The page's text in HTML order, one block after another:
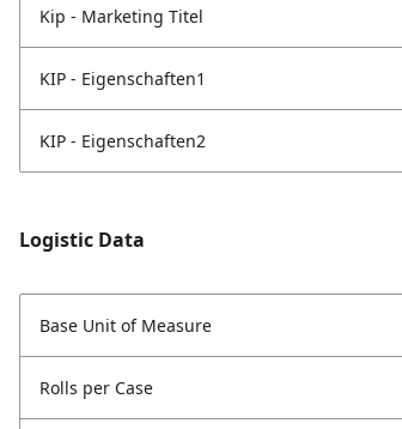
Kip - Marketing Titel
KIP - Eigenschaften1
KIP - Eigenschaften2
Logistic Data
Base Unit of Measure
Rolls per Case